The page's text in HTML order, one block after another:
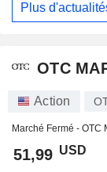
Plus
OTC
Action
Marché Fermé - OTC
51,99 USD